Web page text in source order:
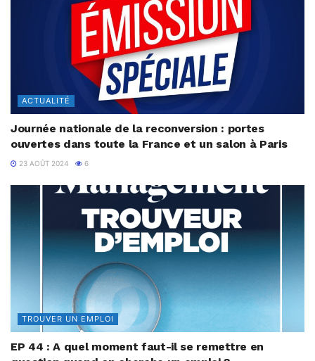
ACTUALITÉ
Journée nationale de la reconversion : portes
ouvertes dans toute la France et un salon à Paris
23 AOÛT 2024 6
TROUVER UN EMPLOI
EP 44 : A quel moment faut-il se remettre en